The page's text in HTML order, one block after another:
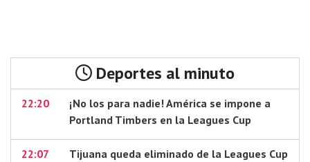
Deportes al minuto
22:20
¡No los para nadie! América se impone a
Portland Timbers en la Leagues Cup
22:07
Tijuana queda eliminado de la Leagues Cup